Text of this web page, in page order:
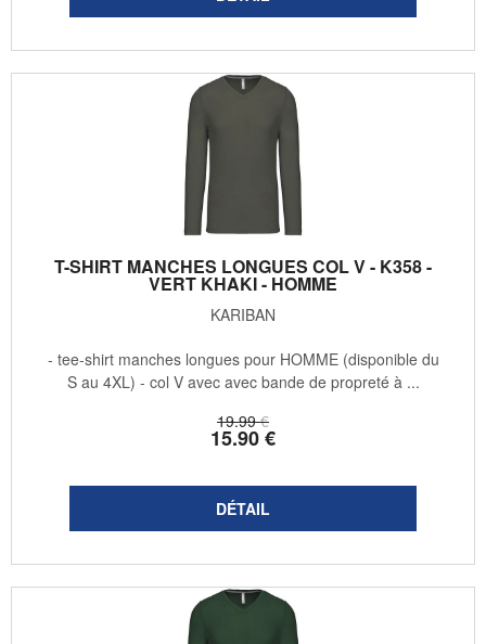
T-SHIRT MANCHES LONGUES COL V - K358 -
VERT KHAKI - HOMME
KARIBAN
19.99 €
15.90€
- tee-shirt manches longues pour HOMME (disponible du
S au 4XL) - col V avec avec bande de propreté à ...